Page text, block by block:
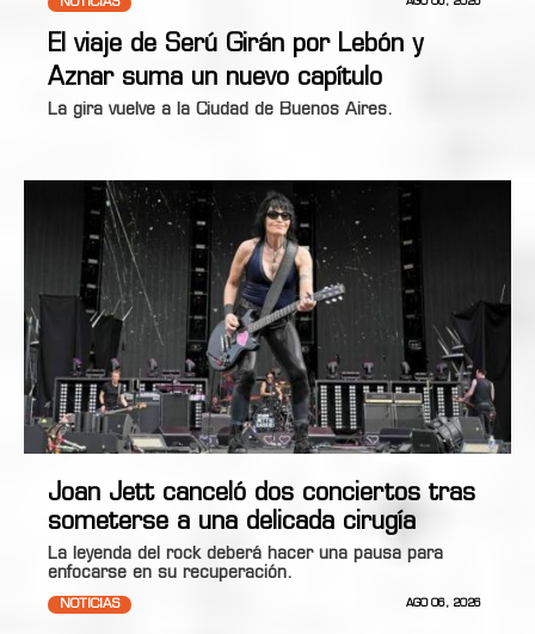
El viaje de Serú Girán por Lebón y
Aznar suma un nuevo capítulo
La gira vuelve a la Ciudad de Buenos Aires.
Joan Jett canceló dos conciertos tras
someterse a una delicada cirugía
La leyenda del rock deberá hacer una pausa para
enfocarse en su recuperación.
NOTICIAS AGO 06, 2026